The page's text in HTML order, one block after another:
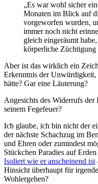
„Es war wohl sicher
Monaten im Blick auf
vorgeworfen wurden,
immer noch nicht
gleich eingeräumt
körperliche Züchtigung
Aber ist das wirklich ein
Erkenntnis der Unwürdigkeit,
hätte? Gar eine Läuterung?
Angesichts des Widerrufs der
seinem Fegefeuer?
Ich glaube, ich bin nicht der
der nächste Schachzug im
und Ehren oder zumindest
Stückchen Paradies auf
Isoliert wie er anscheinend ist
Hinsicht überhaupt für
Wohlergehen?